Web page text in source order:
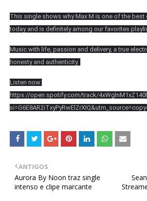
This single shows why Max M is one of the
today and is definitely among our favorites
Music with life, passion and delivery, a true
honesty and authenticity.
Listen now:
https://open.spotify.com/track/
ANTIGOS
Aurora By Noon traz single
intenso e clipe marcante